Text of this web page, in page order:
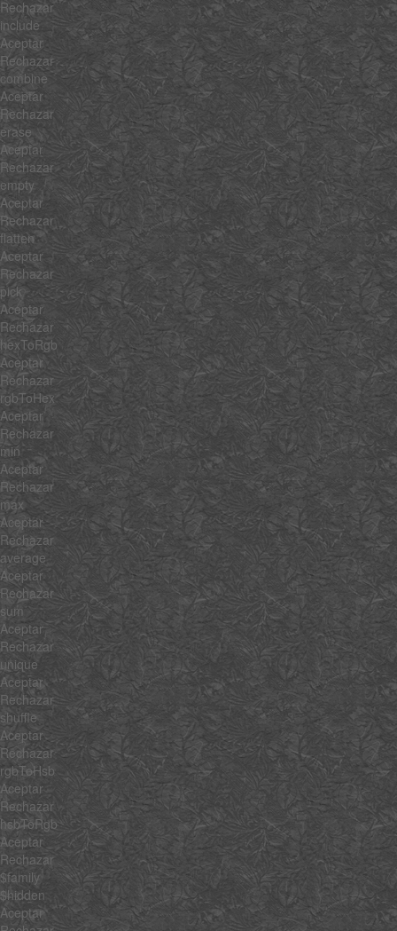
Rechazar
include
Aceptar
Rechazar
combine
Aceptar
Rechazar
erase
Aceptar
Rechazar
empty
Aceptar
Rechazar
flatten
Aceptar
Rechazar
pick
Aceptar
Rechazar
hexToRgb
Aceptar
Rechazar
rgbToHex
Aceptar
Rechazar
min
Aceptar
Rechazar
max
Aceptar
Rechazar
average
Aceptar
Rechazar
sum
Aceptar
Rechazar
unique
Aceptar
Rechazar
shuffle
Aceptar
Rechazar
rgbToHsb
Aceptar
Rechazar
hsbToRgb
Aceptar
Rechazar
$family
$hidden
Aceptar